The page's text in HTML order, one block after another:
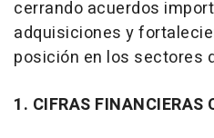
cerrando acuerdos
adquisiciones y
posición en los sectores
1. CIFRAS FINANCIERAS